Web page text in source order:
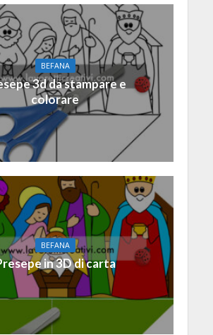
BEFANA
3d da stampare e
colorare
BEFANA
in 3D di carta